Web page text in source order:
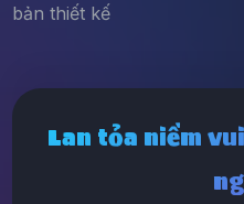
bản thiết kế
Lan tỏa niềm